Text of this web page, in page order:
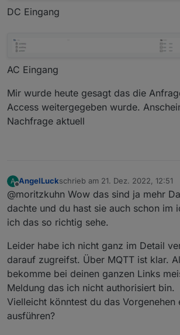
DC Eingang
AC Eingang
Mir wurde heute gesagt das die
Access weitergegeben wurde.
Nachfrage aktuell
A
Offline
AngelLuckschrieb am 21. Dez. 2022, 12:51
zuletzt editiert von
@moritzkuhn Wow das sind ja mehr
dachte und du hast sie auch schon im
ich das so richtig sehe.
Leider habe ich nicht ganz im Detail
darauf zugreifst. Über MQTT ist klar.
bekomme bei deinen ganzen Links
Meldung das ich nicht authorisiert bin.
Vielleicht könntest du das Vorgenehen
ausführen?